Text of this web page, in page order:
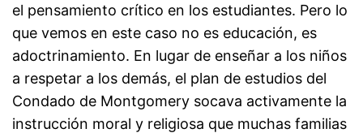
el pensamiento crítico en los estudiantes. Pero lo
que vemos en este caso no es educación, es
adoctrinamiento. En lugar de enseñar a los niños
a respetar a los demás, el plan de estudios del
Condado de Montgomery socava activamente la
instrucción moral y religiosa que muchas familias